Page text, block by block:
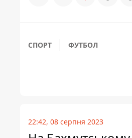
СПОРТ ФУТБОЛ
22:42, 08 серпня 2023